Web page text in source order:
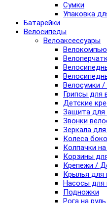
Сумки
Упаковка
Батарейки
Велосипеды
Велоаксессуары
Велосумки
Грипсы для
Детские
Защита для
Звонки
Зеркала
Колеса
Колпачки
Корзины
Крепежи /
Крылья для
Насосы для
Подножки
Рога на руль